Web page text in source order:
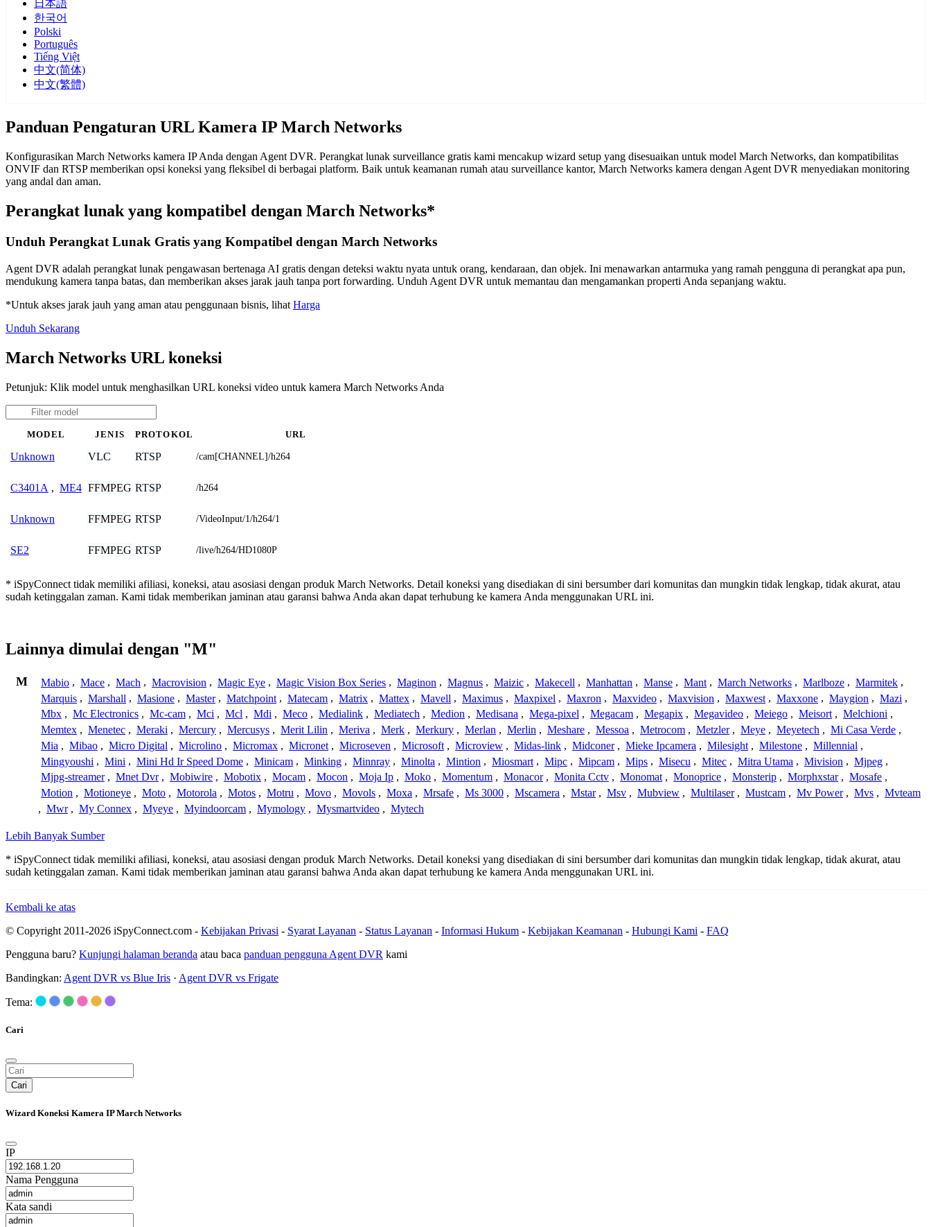
日本語
한국어
Polski
Português
Tiếng Việt
中文(简体)
中文(繁體)
Panduan Pengaturan URL Kamera IP March Networks
Konfigurasikan March Networks kamera IP Anda dengan Agent DVR. Perangkat lunak surveillance gratis kami mencakup wizard setup yang disesuaikan untuk model March Networks, dan kompatibilitas
ONVIF dan RTSP memberikan opsi koneksi yang fleksibel di berbagai platform. Baik untuk keamanan rumah atau surveillance kantor, March Networks kamera dengan Agent DVR menyediakan monitoring
yang andal dan aman.
Perangkat lunak yang kompatibel dengan March Networks*
Unduh Perangkat Lunak Gratis yang Kompatibel dengan March Networks
Agent DVR adalah perangkat lunak pengawasan bertenaga AI gratis dengan deteksi waktu nyata untuk orang, kendaraan, dan objek. Ini menawarkan antarmuka yang ramah pengguna di perangkat apa pun,
mendukung kamera tanpa batas, dan memberikan akses jarak jauh tanpa port forwarding. Unduh Agent DVR untuk memantau dan mengamankan properti Anda sepanjang waktu.
*Untuk akses jarak jauh yang aman atau penggunaan bisnis, lihat Harga
Unduh Sekarang
March Networks URL koneksi
Petunjuk: Klik model untuk menghasilkan URL koneksi video untuk kamera March Networks Anda
MODEL JENIS PROTOKOL URL
Unknown VLC RTSP /cam[CHANNEL]/h264
C3401A , ME4 FFMPEG RTSP /h264
Unknown FFMPEG RTSP /VideoInput/1/h264/1
SE2 FFMPEG RTSP /live/h264/HD1080P
* iSpyConnect tidak memiliki afiliasi, koneksi, atau asosiasi dengan produk March Networks. Detail koneksi yang disediakan di sini bersumber dari komunitas dan mungkin tidak lengkap, tidak akurat, atau
sudah ketinggalan zaman. Kami tidak memberikan jaminan atau garansi bahwa Anda akan dapat terhubung ke kamera Anda menggunakan URL ini.
Lainnya dimulai dengan "M"
M Mabio , Mace , Mach , Macrovision , Magic Eye , Magic Vision Box Series , Maginon , Magnus , Maizic , Makecell , Manhattan , Manse , Mant , March Networks , Marlboze , Marmitek ,
Marquis , Marshall , Masione , Master , Matchpoint , Matecam , Matrix , Mattex , Mavell , Maximus , Maxpixel , Maxron , Maxvideo , Maxvision , Maxwest , Maxxone , Maygion , Mazi ,
Mbx , Mc Electronics , Mc-cam , Mci , Mcl , Mdi , Meco , Medialink , Mediatech , Medion , Medisana , Mega-pixel , Megacam , Megapix , Megavideo , Meiego , Meisort , Melchioni ,
Memtex , Menetec , Meraki , Mercury , Mercusys , Merit Lilin , Meriva , Merk , Merkury , Merlan , Merlin , Meshare , Messoa , Metrocom , Metzler , Meye , Meyetech , Mi Casa Verde ,
Mia , Mibao , Micro Digital , Microlino , Micromax , Micronet , Microseven , Microsoft , Microview , Midas-link , Midconer , Mieke Ipcamera , Milesight , Milestone , Millennial ,
Mingyoushi , Mini , Mini Hd Ir Speed Dome , Minicam , Minking , Minnray , Minolta , Mintion , Miosmart , Mipc , Mipcam , Mips , Misecu , Mitec , Mitra Utama , Mivision , Mjpeg ,
Mjpg-streamer , Mnet Dvr , Mobiwire , Mobotix , Mocam , Mocon , Moja Ip , Moko , Momentum , Monacor , Monita Cctv , Monomat , Monoprice , Monsterip , Morphxstar , Mosafe ,
Motion , Motioneye , Moto , Motorola , Motos , Motru , Movo , Movols , Moxa , Mrsafe , Ms 3000 , Mscamera , Mstar , Msv , Mubview , Multilaser , Mustcam , Mv Power , Mvs , Mvteam
, Mwr , My Connex , Myeye , Myindoorcam , Mymology , Mysmartvideo , Mytech
Lebih Banyak Sumber
* iSpyConnect tidak memiliki afiliasi, koneksi, atau asosiasi dengan produk March Networks. Detail koneksi yang disediakan di sini bersumber dari komunitas dan mungkin tidak lengkap, tidak akurat, atau
sudah ketinggalan zaman. Kami tidak memberikan jaminan atau garansi bahwa Anda akan dapat terhubung ke kamera Anda menggunakan URL ini.
Kembali ke atas
© Copyright 2011-2026 iSpyConnect.com - Kebijakan Privasi - Syarat Layanan - Status Layanan - Informasi Hukum - Kebijakan Keamanan - Hubungi Kami - FAQ
Pengguna baru? Kunjungi halaman beranda atau baca panduan pengguna Agent DVR kami
Bandingkan: Agent DVR vs Blue Iris · Agent DVR vs Frigate
Tema:
Cari
Cari
Wizard Koneksi Kamera IP March Networks
IP
Nama Pengguna
Kata sandi